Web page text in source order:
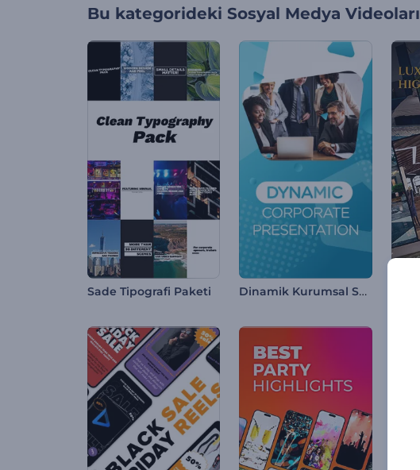
Bu kategorideki Sosyal Medya Videoları
Sade Tipografi Paketi Dinamik Kurumsal Sunumlar